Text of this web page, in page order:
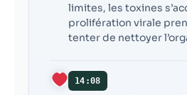
limites, les toxines
prolifération virale
tenter de nettoyer
14:08